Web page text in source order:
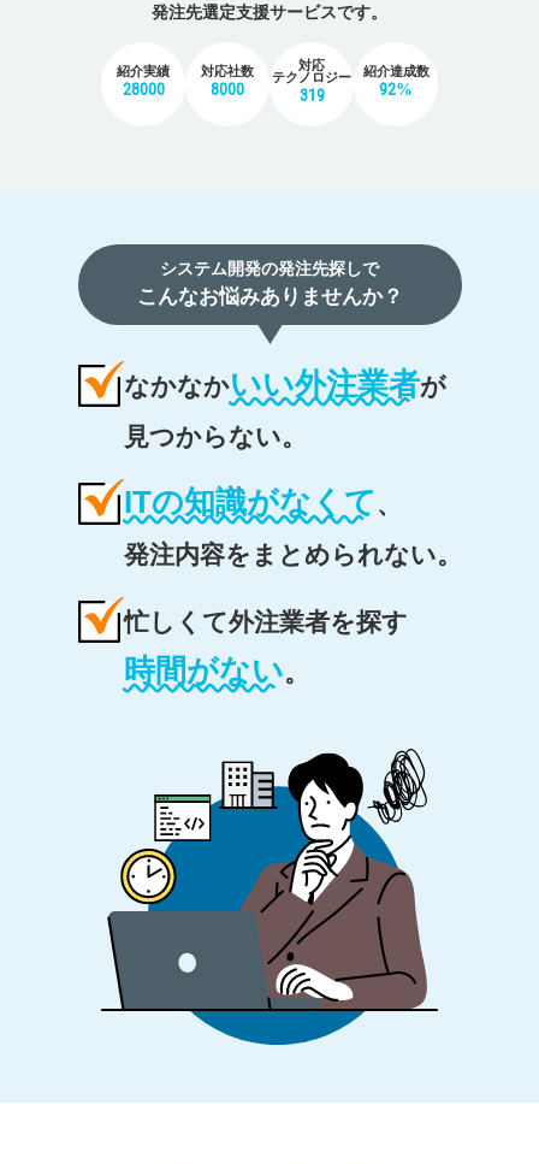
発注先選定支援サービスです。
紹介実績
28000
対応社数
8000
対応
テクノロジー
319
紹介達成数
92%
システム開発の発注先探しで
こんなお悩みありませんか？
なかなかいい外注業者が
見つからない。
ITの知識がなくて 、
発注内容をまとめられない。
忙しくて外注業者を探す
時間がない。